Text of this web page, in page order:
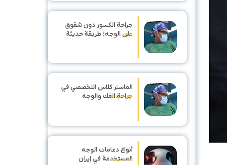
جراحة الكسور دون شقوق
على الوجه؛ طريقة حديثة
۳:۱۱ ب.ظ
الماستر كلاس التخصصي في
جراحة الفك والوجه
۶:۴۴ ب.ظ
أنواع دعامات الوجه
المستخدمة في إيران
۸:۴۸ ب.ظ